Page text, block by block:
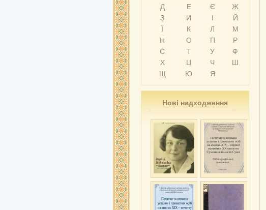
Д
Е Є
Ж
З
И І
Й
Ї
К Л
М
Н
О П
Р
С
Т У
Ф
Х
Ц Ч
Ш
Щ
Ю Я
Нові надходження